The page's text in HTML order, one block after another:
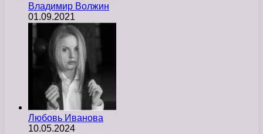
Владимир Волжин
01.09.2021
Любовь Иванова
10.05.2024